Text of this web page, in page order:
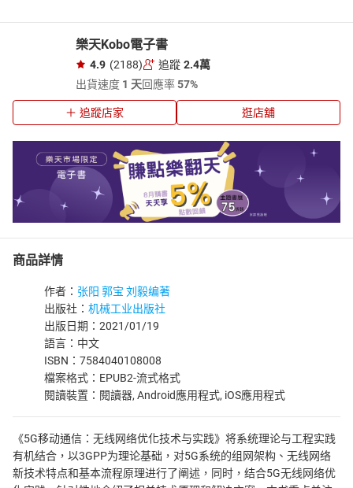
樂天Kobo電子書
4.9 (2188) 追蹤 2.4萬
出貨速度 1 天回應率57%
追蹤店家 逛店舖
商品詳情
作者： 张阳 郭宝 刘毅编著
出版社： 机械工业出版社
出版日期：2021/01/19
語言：中文
ISBN：7584040108008
檔案格式：EPUB2-流式格式
閱讀裝置：閱讀器, Android應用程式, iOS應用程式
《5G移动通信：无线网络优化技术与实践》将系统理论与工程实践
有机结合，以3GPP为理论基础，对5G系统的组网架构、无线网络
新技术特点和基本流程原理进行了阐述，同时，结合5G无线网络优